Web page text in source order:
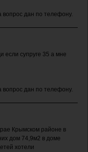
вопрос дан по телефону.
если супруге 35 а мне
вопрос дан по телефону.
Крымском районе в
дом 74,9м2 в доме
хотели